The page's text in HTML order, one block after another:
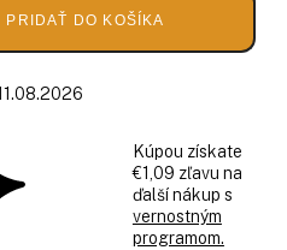
PRIDAŤ DO KOŠÍKA
Kúpou získate
€1,09 zľavu na
ďalší nákup s
vernostným
programom.